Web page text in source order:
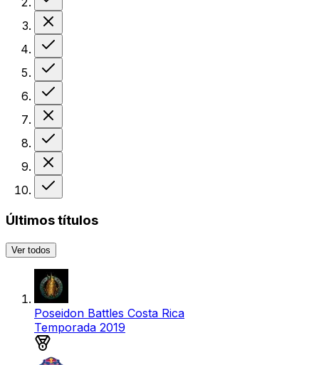
Últimos títulos
Ver todos
Poseidon Battles Costa Rica
Temporada 2019